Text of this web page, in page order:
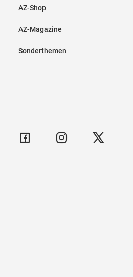
AZ-Shop
AZ-Magazine
Sonderthemen